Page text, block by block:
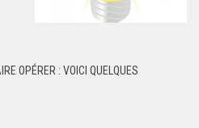
OPÉRER : VOICI QUELQUES